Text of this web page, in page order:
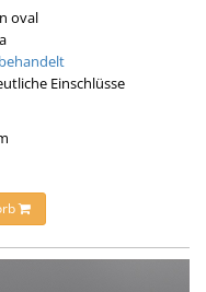
oval
Einschlüsse